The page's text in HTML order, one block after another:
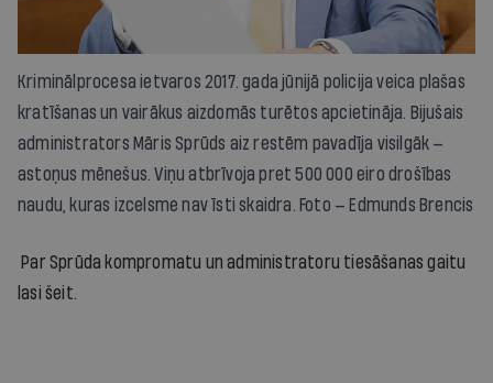
Kriminālprocesa ietvaros 2017. gada jūnijā policija veica plašas
kratīšanas un vairākus aizdomās turētos apcietināja. Bijušais
administrators Māris Sprūds aiz restēm pavadīja visilgāk —
astoņus mēnešus. Viņu atbrīvoja pret 500 000 eiro drošības
naudu, kuras izcelsme nav īsti skaidra. Foto — Edmunds Brencis
Par Sprūda kompromatu un administratoru tiesāšanas gaitu
lasi šeit.